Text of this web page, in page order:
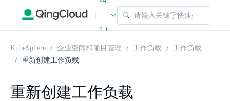
|
2.1
KubeSphere 企业空间和项目管理 工作负载
工作负载
重新创建工作负载
重新创建工作负载